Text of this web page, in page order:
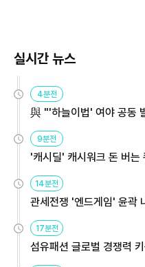
실시간 뉴스
4분전
與 "'하늘이법' 여야 공동
9분전
'캐시딜' 캐시워크 돈 버는
14분전
관세전쟁 '엔드게임' 윤곽
17분전
섬유패션 글로벌 경쟁력